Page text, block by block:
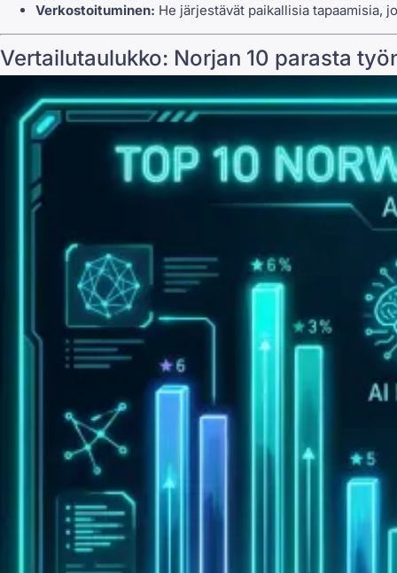
Verkostoituminen: He järjestävät paikallisia tapaamisia,
Vertailutaulukko: Norjan 10 parasta